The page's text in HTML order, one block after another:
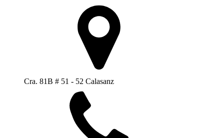
Cra. 81B # 51 - 52 Calasanz